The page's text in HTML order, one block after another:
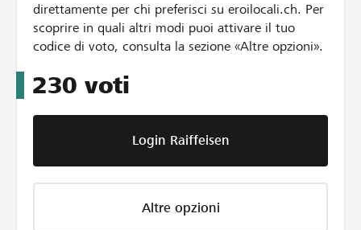
direttamente per chi preferisci su eroilocali.ch. Per
scoprire in quali altri modi puoi attivare il tuo
codice di voto, consulta la sezione «Altre opzioni».
230 voti
Login Raiffeisen
Altre opzioni